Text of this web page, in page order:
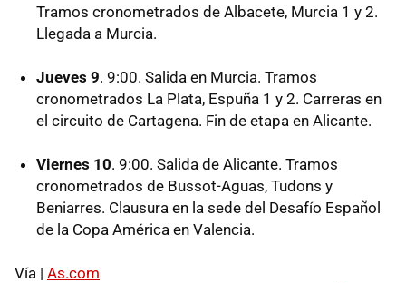
Tramos cronometrados de Albacete, Murcia 1 y 2.
Llegada a Murcia.
Jueves 9. 9:00. Salida en Murcia. Tramos
cronometrados La Plata, Espuña 1 y 2. Carreras en
el circuito de Cartagena. Fin de etapa en Alicante.
Viernes 10. 9:00. Salida de Alicante. Tramos
cronometrados de Bussot-Aguas, Tudons y
Beniarres. Clausura en la sede del Desafío Español
de la Copa América en Valencia.
Vía | As.com